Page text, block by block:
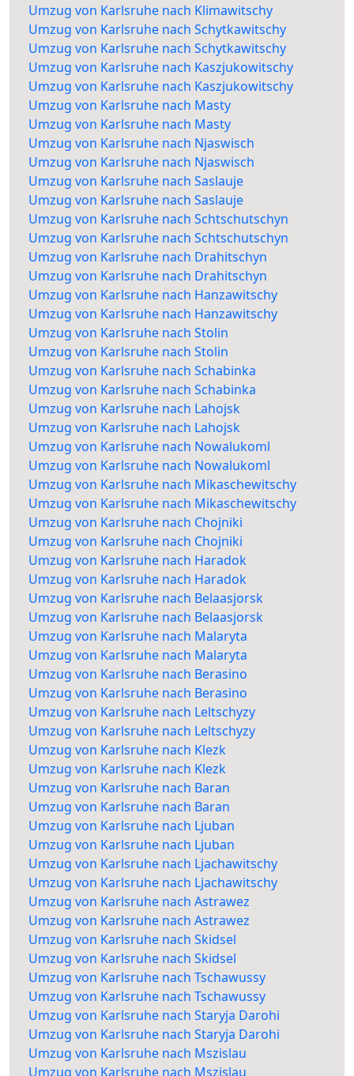
Umzug von Karlsruhe nach Klimawitschy
Umzug von Karlsruhe nach Schytkawitschy
Umzug von Karlsruhe nach Schytkawitschy
Umzug von Karlsruhe nach Kaszjukowitschy
Umzug von Karlsruhe nach Kaszjukowitschy
Umzug von Karlsruhe nach Masty
Umzug von Karlsruhe nach Masty
Umzug von Karlsruhe nach Njaswisch
Umzug von Karlsruhe nach Njaswisch
Umzug von Karlsruhe nach Saslauje
Umzug von Karlsruhe nach Saslauje
Umzug von Karlsruhe nach Schtschutschyn
Umzug von Karlsruhe nach Schtschutschyn
Umzug von Karlsruhe nach Drahitschyn
Umzug von Karlsruhe nach Drahitschyn
Umzug von Karlsruhe nach Hanzawitschy
Umzug von Karlsruhe nach Hanzawitschy
Umzug von Karlsruhe nach Stolin
Umzug von Karlsruhe nach Stolin
Umzug von Karlsruhe nach Schabinka
Umzug von Karlsruhe nach Schabinka
Umzug von Karlsruhe nach Lahojsk
Umzug von Karlsruhe nach Lahojsk
Umzug von Karlsruhe nach Nowalukoml
Umzug von Karlsruhe nach Nowalukoml
Umzug von Karlsruhe nach Mikaschewitschy
Umzug von Karlsruhe nach Mikaschewitschy
Umzug von Karlsruhe nach Chojniki
Umzug von Karlsruhe nach Chojniki
Umzug von Karlsruhe nach Haradok
Umzug von Karlsruhe nach Haradok
Umzug von Karlsruhe nach Belaasjorsk
Umzug von Karlsruhe nach Belaasjorsk
Umzug von Karlsruhe nach Malaryta
Umzug von Karlsruhe nach Malaryta
Umzug von Karlsruhe nach Berasino
Umzug von Karlsruhe nach Berasino
Umzug von Karlsruhe nach Leltschyzy
Umzug von Karlsruhe nach Leltschyzy
Umzug von Karlsruhe nach Klezk
Umzug von Karlsruhe nach Klezk
Umzug von Karlsruhe nach Baran
Umzug von Karlsruhe nach Baran
Umzug von Karlsruhe nach Ljuban
Umzug von Karlsruhe nach Ljuban
Umzug von Karlsruhe nach Ljachawitschy
Umzug von Karlsruhe nach Ljachawitschy
Umzug von Karlsruhe nach Astrawez
Umzug von Karlsruhe nach Astrawez
Umzug von Karlsruhe nach Skidsel
Umzug von Karlsruhe nach Skidsel
Umzug von Karlsruhe nach Tschawussy
Umzug von Karlsruhe nach Tschawussy
Umzug von Karlsruhe nach Staryja Darohi
Umzug von Karlsruhe nach Staryja Darohi
Umzug von Karlsruhe nach Mszislau
Umzug von Karlsruhe nach Mszislau